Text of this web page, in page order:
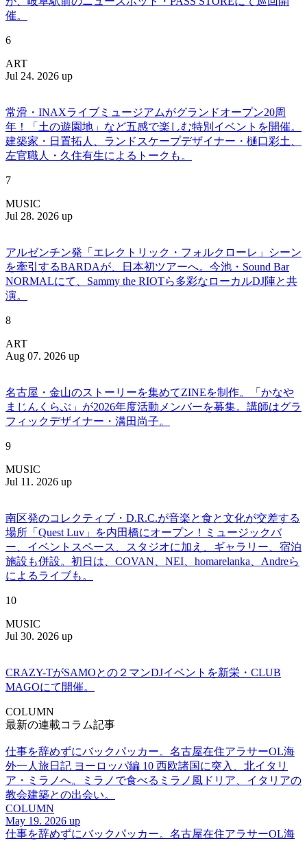
催。
6
ART
Jul 24. 2026 up
常滑・INAXライブミュージアムがグランドオープン20周
年！「土の遊園地」など五感で楽しむ特別イベントを開催。
建築家・日置拓人、ランドスケープデザイナー・樋口彩土、
左官職人・久住有生によるトークも。
7
MUSIC
Jul 28. 2026 up
アルゼンチン発「エレクトリック・フォルクローレ」シーン
を牽引するBARDAが、日本初ツアーへ。今池・Sound Bar
NORMALにて、Sammy the RIOTら多彩なローカルDJ陣と共
演。
8
ART
Aug 07. 2026 up
名古屋・金山のストーリーを集めてZINEを制作。「かなや
まじんくらぶ」が2026年度活動メンバーを募集。講師はグラ
フィックデザイナー・溝田尚子。
9
MUSIC
Jul 11. 2026 up
南区発のコレクティブ・D.R.C.が⾳楽と⾷と⽂化が交差する
場所「Quest Luv」を内田橋にオープン！ミュージックバ
ー、イベントスペース、スタジオに加え、ギャラリー、宿泊
施設も併設。初日は、COVAN、NEI、homarelanka、Andreら
によるライブも。
10
MUSIC
Jul 30. 2026 up
CRAZY-TがSAMOとの２マンDJイベントを新栄・CLUB
MAGOにて開催。
COLUMN
最新の連載コラム記事
仕事を辞めずにバックパッカー。名古屋在住アラサーOL海
外一人旅日記 ヨーロッパ編 10 西欧諸国に突入、北イタリ
ア・ミラノへ。ミラノで食べるミラノ風ドリア、イタリアの
教会建築との出会い。
COLUMN
May 19. 2026 up
仕事を辞めずにバックパッカー。名古屋在住アラサーOL海